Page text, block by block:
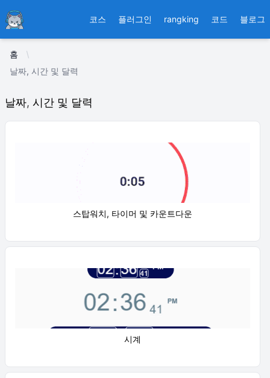
Ducafecat 코스 플러그인 rangking 코드 블로그
홈
날짜, 시간 및 달력
날짜, 시간 및 달력
스탑워치, 타이머 및 카운트다운
시계